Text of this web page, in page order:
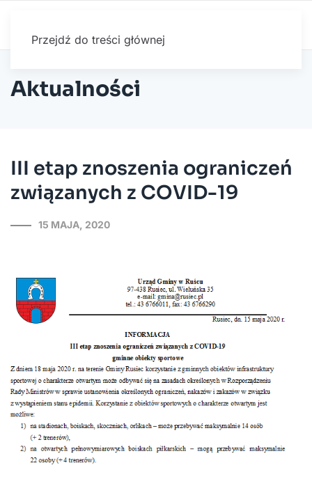
Przejdź do treści głównej
Aktualności
III etap znoszenia ograniczeń
związanych z COVID-19
15 MAJA, 2020